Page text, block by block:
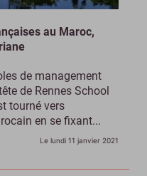
au Maroc,
de management
de Rennes School
tourné vers
en se fixant...
Le lundi 11 janvier 2021